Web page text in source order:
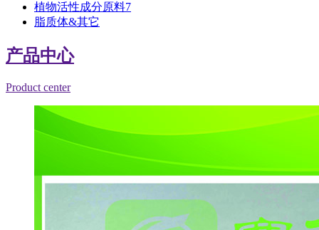
植物活性成分原料7
脂质体&其它
产品中心
Product center